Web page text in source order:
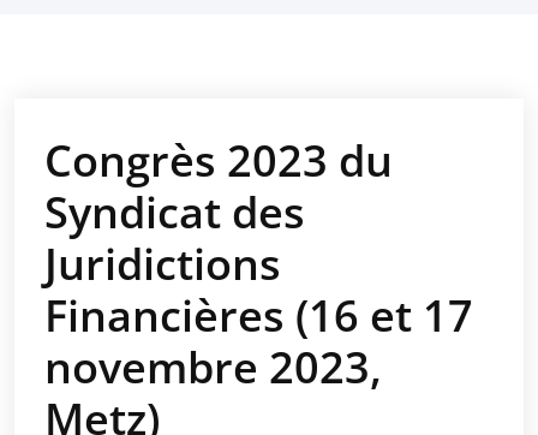
Congrès 2023 du
Syndicat des
Juridictions
Financières (16 et 17
novembre 2023,
Metz)